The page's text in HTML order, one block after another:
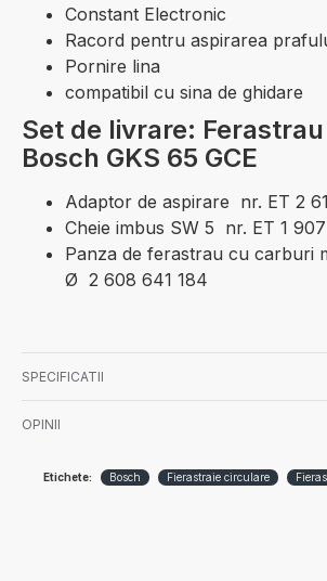
Constant Electronic
Racord pentru aspirarea
Pornire lina
compatibil cu sina de ghidare
Set de livrare:
Bosch GKS 65 GCE
Adaptor de aspirare nr. ET 2
Cheie imbus SW 5 nr. ET 1
Panza de ferastrau cu carburi
Ø 2 608 641 184
SPECIFICATII
OPINII
Etichete: Bosch Fierastraie circulare